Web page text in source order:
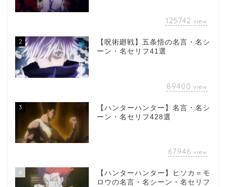
125742 view
2
【呪術廻戦】五条悟の名言・名シ
ーン・名セリフ41選
89400 view
3
【ハンターハンター】名言・名シ
ーン・名セリフ428選
67946 view
4
【ハンターハンター】ヒソカ＝モ
ロウの名言・名シーン・名セリフ